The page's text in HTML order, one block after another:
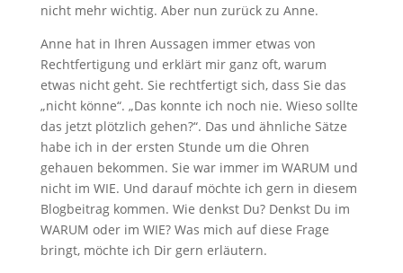
nicht mehr wichtig. Aber nun zurück zu Anne.
Anne hat in Ihren Aussagen immer etwas von
Rechtfertigung und erklärt mir ganz oft, warum
etwas nicht geht. Sie rechtfertigt sich, dass Sie das
„nicht könne“. „Das konnte ich noch nie. Wieso sollte
das jetzt plötzlich gehen?“. Das und ähnliche Sätze
habe ich in der ersten Stunde um die Ohren
gehauen bekommen. Sie war immer im WARUM und
nicht im WIE. Und darauf möchte ich gern in diesem
Blogbeitrag kommen. Wie denkst Du? Denkst Du im
WARUM oder im WIE? Was mich auf diese Frage
bringt, möchte ich Dir gern erläutern.